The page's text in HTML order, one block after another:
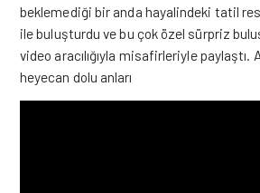
beklemediği bir anda hayalindeki tatil
ile buluşturdu ve bu çok özel sürpriz
video aracılığıyla misafirleriyle paylaştı.
heyecan dolu anları